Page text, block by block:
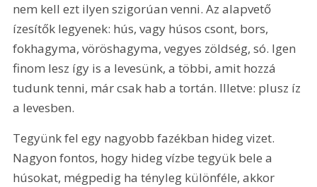
nem kell ezt ilyen szigorúan venni. Az alapvető
ízesítők legyenek: hús, vagy húsos csont, bors,
fokhagyma, vöröshagyma, vegyes zöldség, só. Igen
finom lesz így is a levesünk, a többi, amit hozzá
tudunk tenni, már csak hab a tortán. Illetve: plusz íz
a levesben.
Tegyünk fel egy nagyobb fazékban hideg vizet.
Nagyon fontos, hogy hideg vízbe tegyük bele a
húsokat, mégpedig ha tényleg különféle, akkor